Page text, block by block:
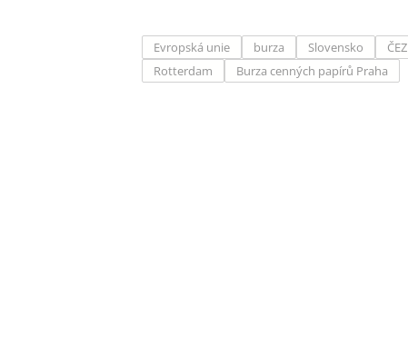
Evropská unie burza Slovensko ČEZ
Rotterdam
Burza cenných papírů Praha